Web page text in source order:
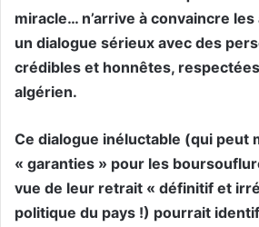
miracle… n’arrive à convaincre les
un dialogue sérieux avec des
crédibles et honnêtes,
algérien.
Ce dialogue inéluctable (qui peut
« garanties » pour les
vue de leur retrait « définitif et
politique du pays !) pourrait